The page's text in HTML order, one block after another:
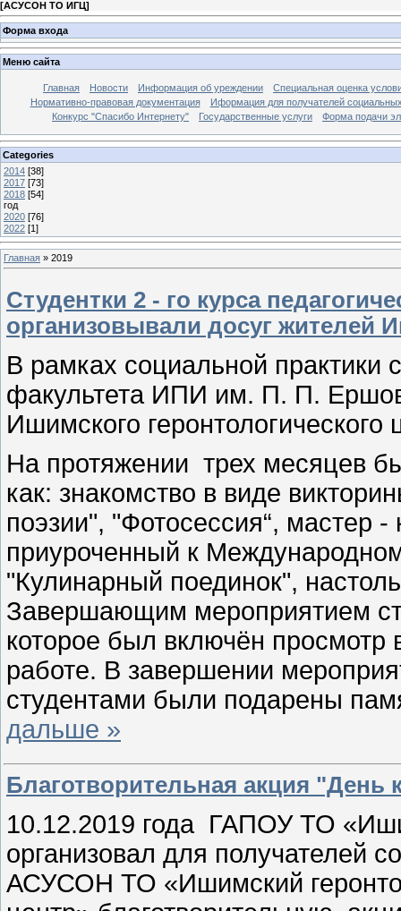
[АСУСОН ТО ИГЦ]
Форма входа
Меню сайта
Главная Новости Информация об уреждении
Специальная оценка
Нормативно-правовая документация
Иформация для получателей
Конкурс "Спасибо Интернету"
Государственные услуги Форма подачи
Categories
2014 [38]
2017 [73]
2018 [54]
год
2020 [76]
2022 [1]
Главная » 2019
Cтудентки 2 - го курса
организовывали досуг жителей
В рамках социальной практики
факультета ИПИ им. П. П.
Ишимского геронтологического
На протяжении трех месяцев
как: знакомство в виде
поэзии", "Фотосессия“, мастер
приуроченный к
"Кулинарный поединок",
Завершающим мероприятием
которое был включён просмотр
работе. В завершении
студентами были подарены
дальше »
Благотворительная акция "День
10.12.2019 года ГАПОУ ТО
организовал для получателей
АСУСОН ТО «Ишимский